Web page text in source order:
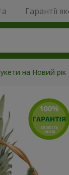
Гарантії
на Новий рік